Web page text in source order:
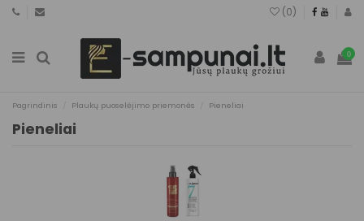
(0)
0
Pagrindinis Plaukų puoselėjimo priemonės Pieneliai
Pieneliai